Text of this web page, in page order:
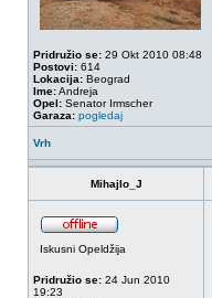
Pridružio se: 29 Okt 2010 08:48
Postovi: 614
Lokacija: Beograd
Ime:Andreja
Opel: Senator Irmscher
Garaza: pogledaj
Vrh
Mihajlo_J
Iskusni Opeldžija
Pridružio se: 24 Jun 2010
19:23